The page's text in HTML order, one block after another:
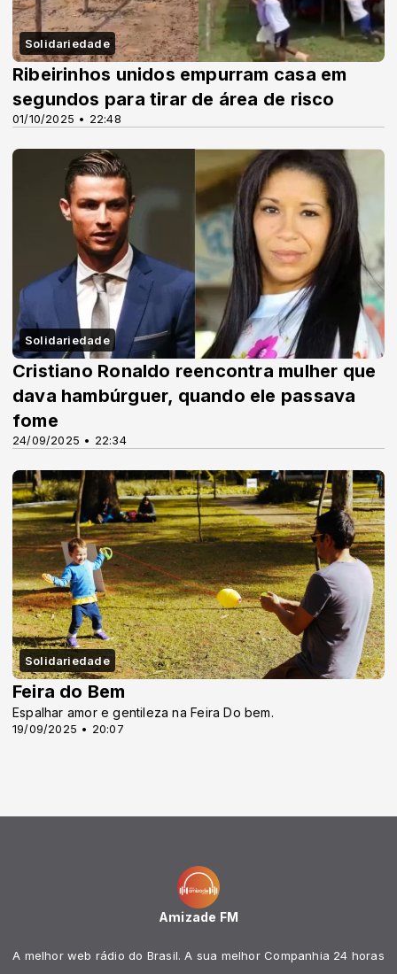
Solidariedade
01/10/2025 • 22:48
Ribeirinhos unidos empurram casa em
segundos para tirar de área de risco
Solidariedade
24/09/2025 • 22:34
Cristiano Ronaldo reencontra mulher que
dava hambúrguer, quando ele passava
fome
Solidariedade
19/09/2025 • 20:07
Feira do Bem
Espalhar amor e gentileza na Feira Do bem.
Amizade FM
A melhor web rádio do Brasil. A sua melhor Companhia 24 horas